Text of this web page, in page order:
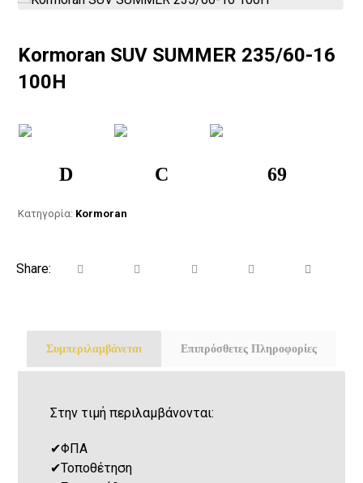
Kormoran SUV SUMMER 235/60-16
100H
D C 69
Κατηγορία: Kormoran
Συμπεριλαμβάνεται Επιπρόσθετες Πληροφορίες
Στην τιμή περιλαμβάνονται:
✔ΦΠΑ
✔Τοποθέτηση